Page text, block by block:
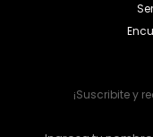
¡Suscribite y